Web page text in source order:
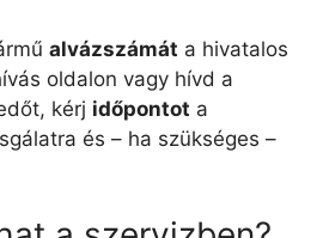
alvázszámát a hivatalos
oldalon vagy hívd a
kérj időpontot a
és – ha szükséges –